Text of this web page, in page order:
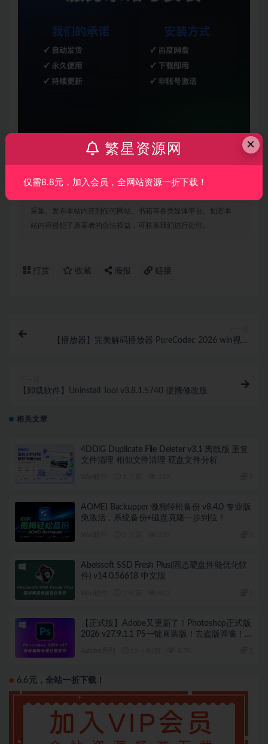
声明：本站所有文章，如无特殊说明或标注，均为本站原创发
采集、发布本站内容到任何网站、书籍等各类媒体平台。如若本
站内容侵犯了原著者的合法权益，可联系我们进行处理。
打赏 收藏 海报 链接
【播放器】完美解码播放器 PureCodec 2026 win视频
【卸载软件】Uninstall Tool v3.8.1.5740 便携修改版
相关文章
4DDiG Duplicate File Deleter v3.1 离线版 重复
文件清理 相似文件清理 硬盘文件分析
AOMEI Backupper 傲梅轻松备份 v8.4.0 专业版
免激活，系统备份+磁盘克隆一步到位！
Abelssoft SSD Fresh Plus(固态硬盘性能优化软
件) v14.0.56618 中文版
【正式版】Adobe又更新了！Photoshop正式版
2026 v27.9.1.1 PS一键直装版！去盗版弹窗！移
6.6元，全站一折下载！
×
繁星资源网
仅需8.8元，加入会员，全网站资源一折下载！